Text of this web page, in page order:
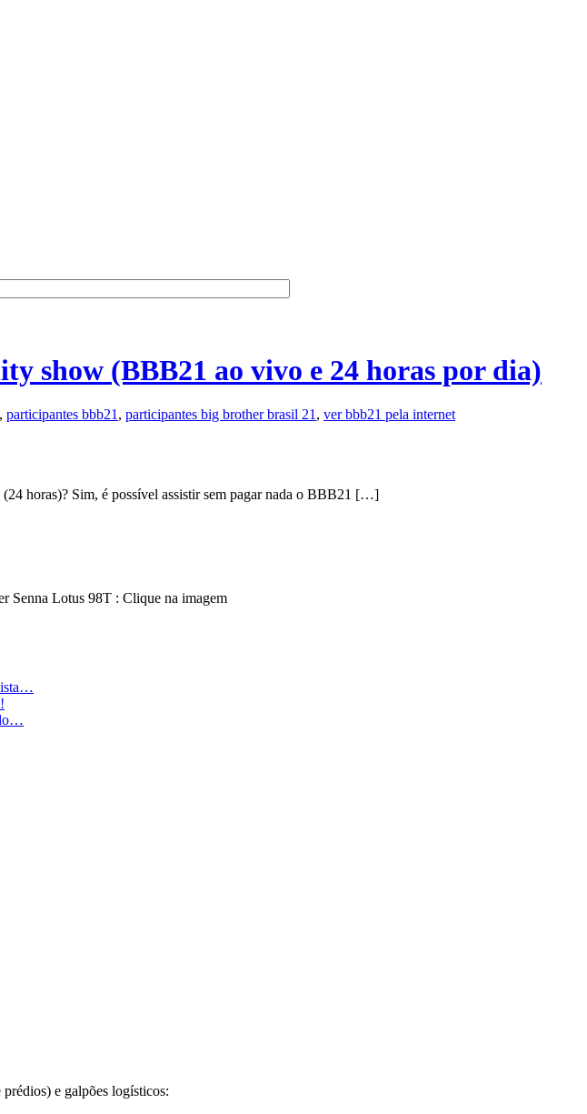
show (BBB21 ao vivo e 24 horas por dia)
, participantes bbb21 , participantes big brother brasil 21 , ver bbb21 pela internet
horas)? Sim, é possível assistir sem pagar nada o BBB21 […]
Senna Lotus 98T : Clique na imagem
e galpões logísticos: